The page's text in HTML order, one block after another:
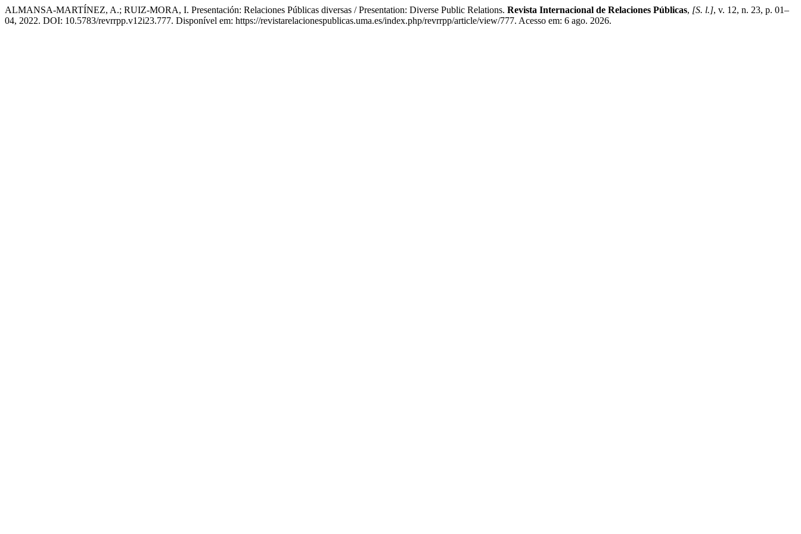
ALMANSA-MARTÍNEZ, A.; RUIZ-MORA, I. Presentación: Relaciones Públicas diversas / Presentation: Diverse Public Relations. Revista Internacional de Relaciones Públicas, [S. l.], v. 12, n. 23, p. 01–
04, 2022. DOI: 10.5783/revrrpp.v12i23.777. Disponível em: https://revistarelacionespublicas.uma.es/index.php/revrrpp/article/view/777. Acesso em: 6 ago. 2026.